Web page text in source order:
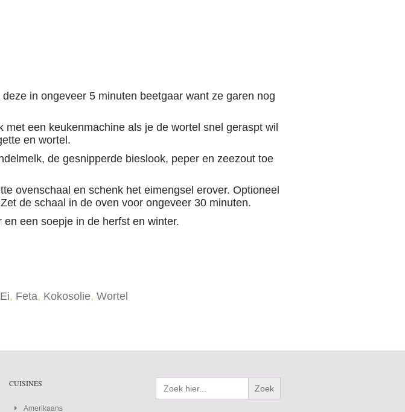
in ongeveer 5 minuten beetgaar want ze garen nog
een keukenmachine als je de wortel snel geraspt wil
en wortel.
de gesnipperde bieslook, peper en zeezout toe
ovenschaal en schenk het eimengsel erover. Optioneel
de schaal in de oven voor ongeveer 30 minuten.
een soepje in de herfst en winter.
Ei, Feta, Kokosolie, Wortel
CUISINES
Amerikaans
Zoek
naar: